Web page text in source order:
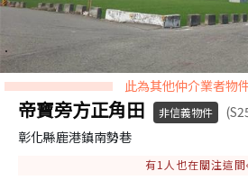
此為其他仲介業者物
帝寶旁方正角田 非信義物件
彰化縣鹿港鎮南勢巷
有1 人也在關注這